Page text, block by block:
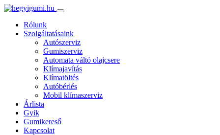
Rólunk
Szolgáltatásaink
Autószerviz
Gumiszerviz
Automata váltó olajcsere
Klímajavítás
Klímatöltés
Autóbérlés
Mobil klímaszerviz
Árlista
Gyik
Gumikereső
Kapcsolat